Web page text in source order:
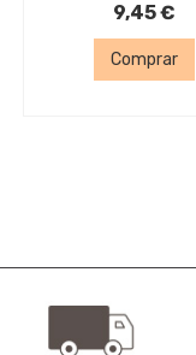
9,45 €
Comprar